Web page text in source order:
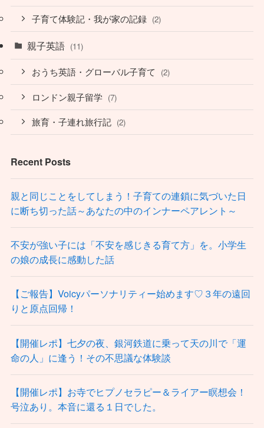
子育て体験記・我が家の記録 (2)
親子英語 (11)
おうち英語・グローバル子育て (2)
ロンドン親子留学 (7)
旅育・子連れ旅行記 (2)
Recent Posts
親と同じことをしてしまう！子育ての連鎖に気づいた日
に断ち切った話～あなたの中のインナーペアレント～
不安が強い子には「不安を感じきる育て方」を。小学生
の娘の成長に感動した話
【ご報告】Voicyパーソナリティー始めます♡３年の遠回
りと原点回帰！
【開催レポ】七夕の夜、銀河鉄道に乗って天の川で「運
命の人」に逢う！その不思議な体験談
【開催レポ】お寺でヒプノセラピー＆ライアー瞑想会！
号泣あり。本音に還る１日でした。